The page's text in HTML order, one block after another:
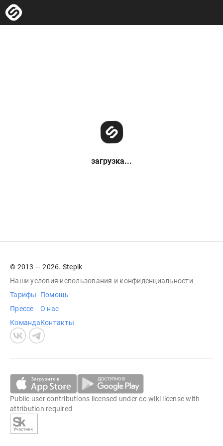
загрузка...
© 2013 — 2026. Stepik
Наши условия использования и конфиденциальности
Тарифы
Прессе
Команда
Помощь
О нас
Контакты
Public user contributions licensed undercc-wiki license with
attribution required